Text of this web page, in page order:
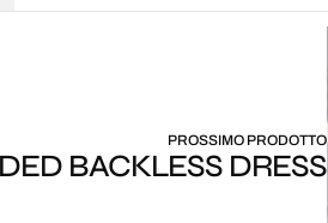
PROSSIMO PRODOTTO
BACKLESS DRESS